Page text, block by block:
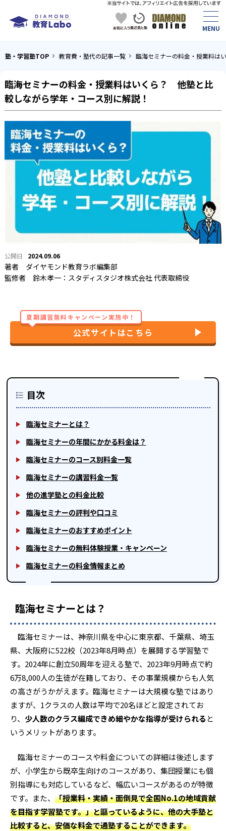
塾・学習塾TOP 教育費・塾代の記事一覧 臨海セミナーの料金・授業料は
臨海セミナーの料金・授業料はいくら？ 他塾と比
較しながら学年・コース別に解説！
2024.09.06
著者 ダイヤモンド教育ラボ編集部
監修者 鈴木孝一：スタディスタジオ株式会社 代表取締役
夏期講習無料キャンペーン実施中！
公式サイトはこちら
目次
臨海セミナーとは？
臨海セミナーの年間にかかる料金は？
臨海セミナーのコース別料金一覧
臨海セミナーの講習料金一覧
他の進学塾との料金比較
臨海セミナーの評判や口コミ
臨海セミナーのおすすめポイント
臨海セミナーの無料体験授業・キャンペーン
臨海セミナーの料金情報まとめ
臨海セミナーとは？
臨海セミナーは、神奈川県を中心に東京都、千葉県、埼玉
県、大阪府に522校（2023年8月時点）を展開する学習塾で
す。2024年に創立50周年を迎える塾で、2023年9月時点で約
6万8,000人の生徒が在籍しており、その事業規模からも人気
の高さがうかがえます。臨海セミナーは大規模な塾ではあり
ますが、1クラスの人数は平均で20名ほどと設定されてお
り、 少人数のクラス編成できめ細やかな指導が受けられる と
いうメリットがあります。
臨海セミナーのコースや料金についての詳細は後述します
が、小学生から既卒生向けのコースがあり、集団授業にも個
別指導にも対応しているなど、幅広いコースがあるのが特徴
です。また、 「授業料・実績・面倒見で全国No.1の地域貢献
を目指す学習塾です。」と謳っているように、他の大手塾と
比較すると、安価な料金で通塾することができます。